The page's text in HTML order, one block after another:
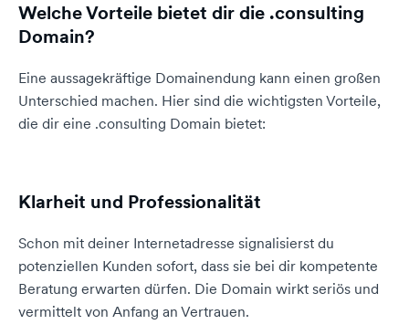
Welche Vorteile bietet dir die .consulting
Domain?
Eine aussagekräftige Domainendung kann einen großen
Unterschied machen. Hier sind die wichtigsten Vorteile,
die dir eine .consulting Domain bietet:
Klarheit und Professionalität
Schon mit deiner Internetadresse signalisierst du
potenziellen Kunden sofort, dass sie bei dir kompetente
Beratung erwarten dürfen. Die Domain wirkt seriös und
vermittelt von Anfang an Vertrauen.